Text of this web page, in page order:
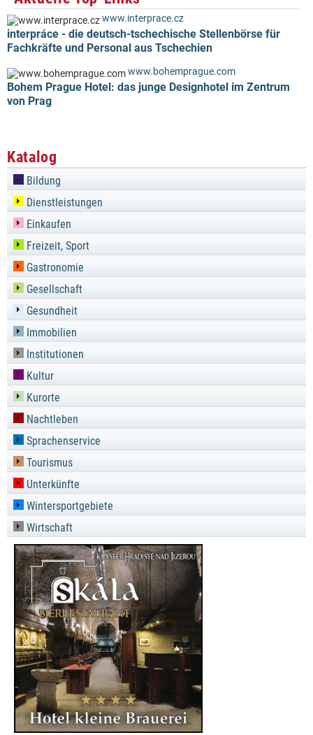
www.interprace.cz
interpráce - die deutsch-tschechische Stellenbörse für
Fachkräfte und Personal aus Tschechien
www.bohemprague.com
Bohem Prague Hotel: das junge Designhotel im Zentrum
von Prag
Katalog
Bildung
Dienstleistungen
Einkaufen
Freizeit, Sport
Gastronomie
Gesellschaft
Gesundheit
Immobilien
Institutionen
Kultur
Kurorte
Nachtleben
Sprachenservice
Tourismus
Unterkünfte
Wintersportgebiete
Wirtschaft